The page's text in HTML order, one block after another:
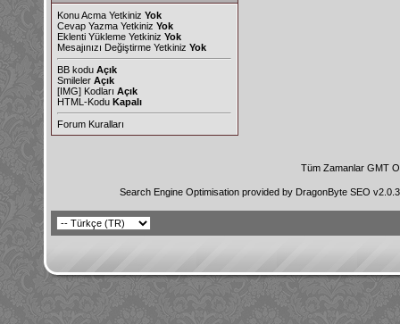
Konu Acma Yetkiniz Yok
Cevap Yazma Yetkiniz Yok
Eklenti Yükleme Yetkiniz Yok
Mesajınızı Değiştirme Yetkiniz Yok
BB kodu Açık
Smileler Açık
[IMG] Kodları Açık
HTML-Kodu Kapalı
Forum Kuralları
Tüm Zamanlar GMT
Search Engine Optimisation provided by DragonByte SEO